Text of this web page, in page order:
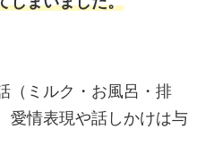
（ミルク・お風呂・排
愛情表現や話しかけは与